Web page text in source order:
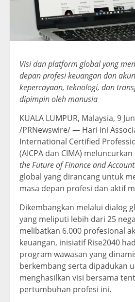
Visi dan platform global yang
depan profesi keuangan dan
kepercayaan, teknologi, dan
dipimpin oleh manusia
KUALA LUMPUR, Malaysia, 9
/PRNewswire/ — Hari ini
International Certified
(AICPA dan CIMA) meluncurkan
the Future of Finance and
global yang dirancang untuk
masa depan profesi dan aktif
Dikembangkan melalui dialog
yang meliputi lebih dari 25
melibatkan 6.000 profesional
keuangan, inisiatif Rise2040
program wawasan yang
berkembang serta dipadukan
menghasilkan visi bersama
pertumbuhan profesi ini.